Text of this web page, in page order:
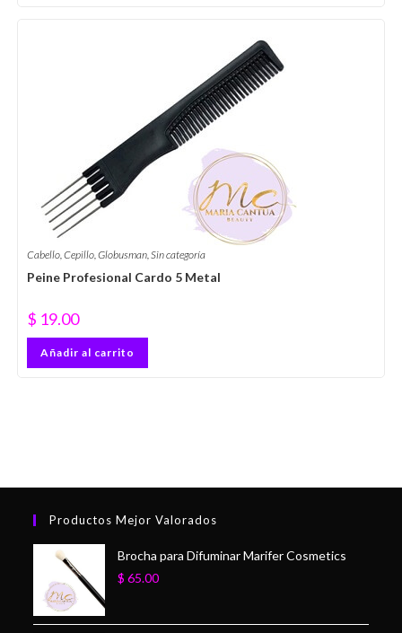
Cabello, Cepillo, Globusman, Sin categoría
Peine Profesional Cardo 5 Metal
$ 19.00
Añadir al carrito
Productos Mejor Valorados
Brocha para Difuminar Marifer Cosmetics
$ 65.00